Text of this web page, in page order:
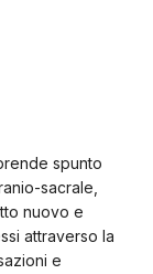
prende spunto
sacrale,
nuovo e
attraverso la
e